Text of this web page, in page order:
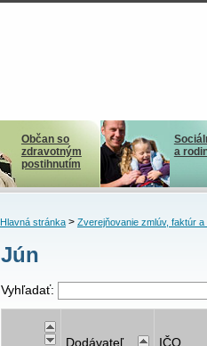
Občan so
zdravotným
postihnutím
a
Hlavná stránka> Zverejňovanie zmlúv, faktúr a
Jún
Vyhľadať:
Dodávateľ IČO